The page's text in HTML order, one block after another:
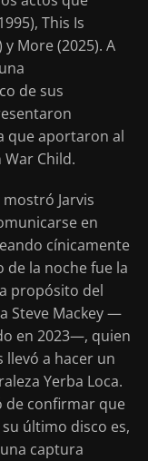
This Is
y More (2025). A
de sus
que aportaron al
Child.
Jarvis
en
cínicamente
la noche fue la
propósito del
Steve Mackey —
en 2023—, quien
llevó a hacer un
Yerba Loca.
de confirmar que
último disco es,
captura